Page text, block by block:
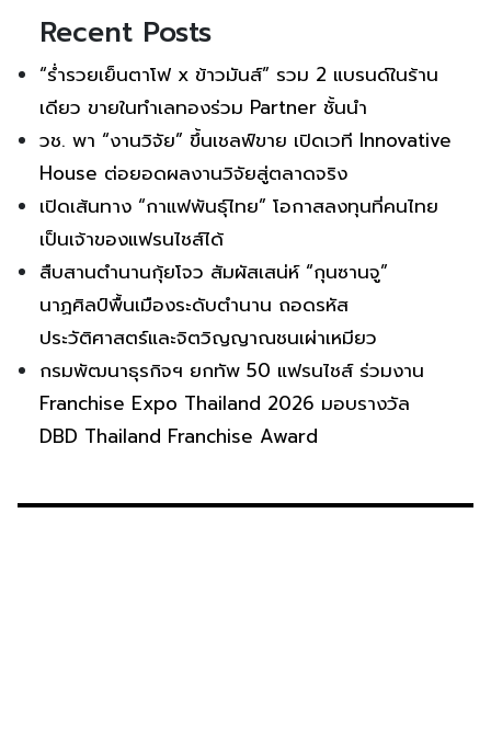
Recent Posts
“ร่ำรวยเย็นตาโฟ x ข้าวมันส์” รวม 2 แบรนด์ในร้าน
เดียว ขายในทำเลทองร่วม Partner ชั้นนำ
วช. พา “งานวิจัย” ขึ้นเชลฟ์ขาย เปิดเวที Innovative
House ต่อยอดผลงานวิจัยสู่ตลาดจริง
เปิดเส้นทาง “กาแฟพันธุ์ไทย” โอกาสลงทุนที่คนไทย
เป็นเจ้าของแฟรนไชส์ได้
สืบสานตำนานกุ้ยโจว สัมผัสเสน่ห์ “กุนซานจู”
นาฏศิลป์พื้นเมืองระดับตำนาน ถอดรหัส
ประวัติศาสตร์และจิตวิญญาณชนเผ่าเหมียว
กรมพัฒนาธุรกิจฯ ยกทัพ 50 แฟรนไชส์ ร่วมงาน
Franchise Expo Thailand 2026 มอบรางวัล
DBD Thailand Franchise Award